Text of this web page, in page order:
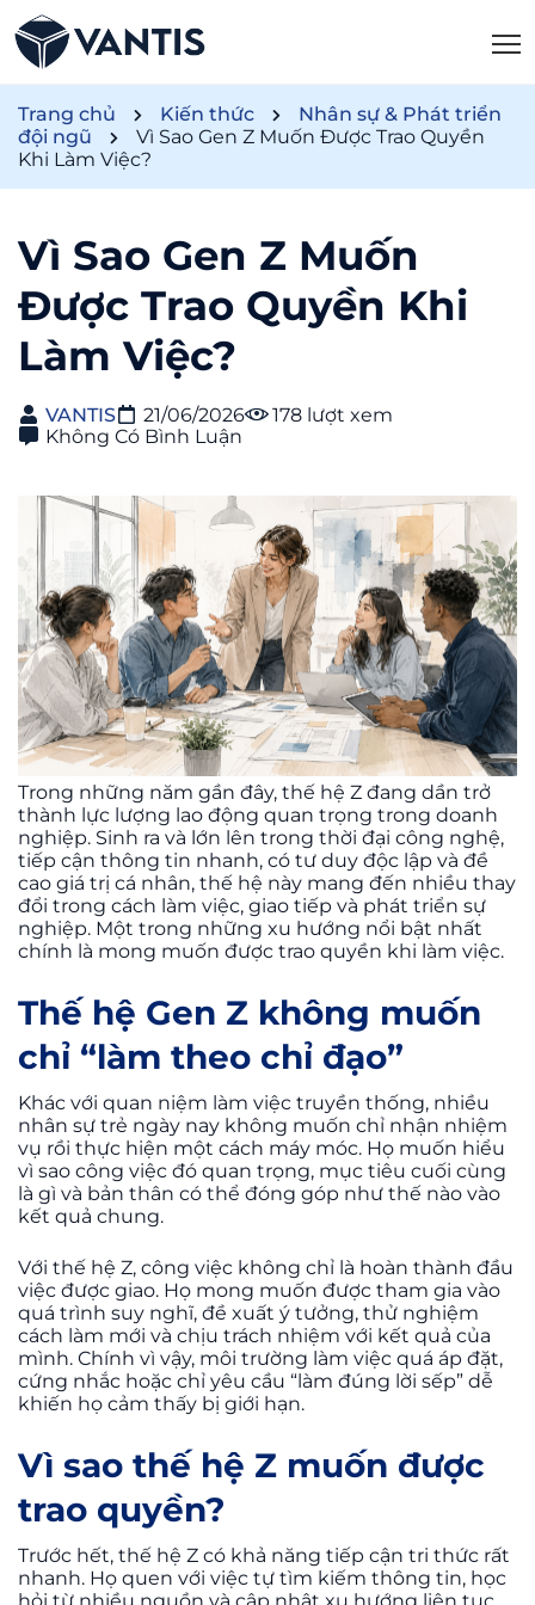
Trang chủ Kiến thức
Nhân sự & Phát triển
đội ngũ
Vì Sao Gen Z Muốn Được Trao Quyền
Khi Làm Việc?
Vì Sao Gen Z Muốn
Được Trao Quyền Khi
Làm Việc?
VANTIS 21/06/2026
178 lượt xem
Không Có Bình Luận
Trong những năm gần đây, thế hệ Z đang dần trở
thành lực lượng lao động quan trọng trong doanh
nghiệp. Sinh ra và lớn lên trong thời đại công nghệ,
tiếp cận thông tin nhanh, có tư duy độc lập và đề
cao giá trị cá nhân, thế hệ này mang đến nhiều thay
đổi trong cách làm việc, giao tiếp và phát triển sự
nghiệp. Một trong những xu hướng nổi bật nhất
chính là mong muốn được trao quyền khi làm việc.
Thế hệ Gen Z không muốn
chỉ “làm theo chỉ đạo”
Khác với quan niệm làm việc truyền thống, nhiều
nhân sự trẻ ngày nay không muốn chỉ nhận nhiệm
vụ rồi thực hiện một cách máy móc. Họ muốn hiểu
vì sao công việc đó quan trọng, mục tiêu cuối cùng
là gì và bản thân có thể đóng góp như thế nào vào
kết quả chung.
Với thế hệ Z, công việc không chỉ là hoàn thành đầu
việc được giao. Họ mong muốn được tham gia vào
quá trình suy nghĩ, đề xuất ý tưởng, thử nghiệm
cách làm mới và chịu trách nhiệm với kết quả của
mình. Chính vì vậy, môi trường làm việc quá áp đặt,
cứng nhắc hoặc chỉ yêu cầu “làm đúng lời sếp” dễ
khiến họ cảm thấy bị giới hạn.
Vì sao thế hệ Z muốn được
trao quyền?
Trước hết, thế hệ Z có khả năng tiếp cận tri thức rất
nhanh. Họ quen với việc tự tìm kiếm thông tin, học